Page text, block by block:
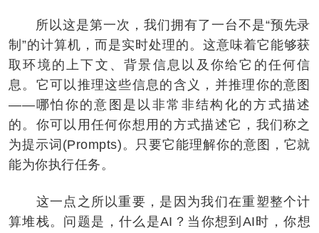
所以这是第一次，我们拥有了一台不是“预先录
制”的计算机，而是实时处理的。这意味着它能够获
取环境的上下文、背景信息以及你给它的任何信
息。它可以推理这些信息的含义，并推理你的意图
——哪怕你的意图是以非常非结构化的方式描述
的。你可以用任何你想用的方式描述它，我们称之
为提示词(Prompts)。只要它能理解你的意图，它就
能为你执行任务。
这一点之所以重要，是因为我们在重塑整个计
算堆栈。问题是，什么是AI？当你想到AI时，你想